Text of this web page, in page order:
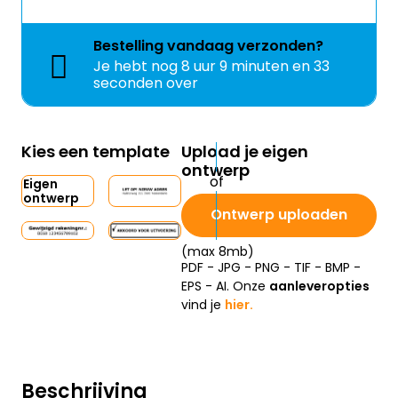
Beschrijving
Bestellingvandaagverzonden?
Je hebt nog8 uur 9 minuten en 33
seconden over
Kies een template
Eigen
ontwerp
Upload je eigen
ontwerp
Ontwerp uploaden
(max 8mb)
PDF - JPG - PNG - TIF - BMP -
EPS - AI. Onze aanleveropties
vind je hier.